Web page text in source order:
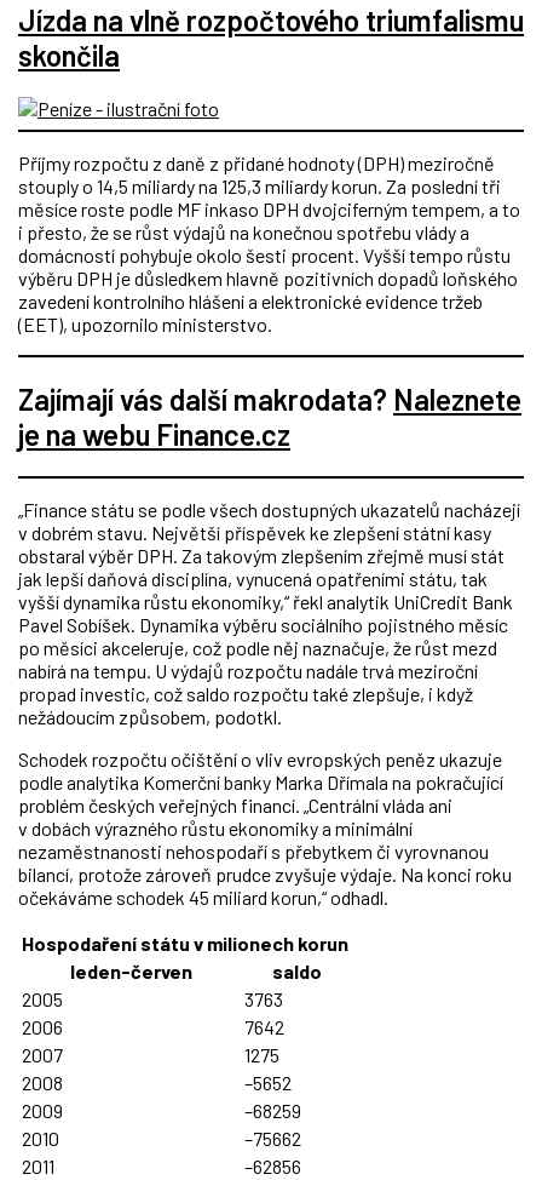
Jízda na vlně rozpočtového triumfalismu
skončila
Příjmy rozpočtu z daně z přidané hodnoty (DPH) meziročně
stouply o 14,5 miliardy na 125,3 miliardy korun. Za poslední tři
měsíce roste podle MF inkaso DPH dvojciferným tempem, a to
i přesto, že se růst výdajů na konečnou spotřebu vlády a
domácností pohybuje okolo šesti procent. Vyšší tempo růstu
výběru DPH je důsledkem hlavně pozitivních dopadů loňského
zavedení kontrolního hlášení a elektronické evidence tržeb
(EET), upozornilo ministerstvo.
Zajímají vás další makrodata? Naleznete
je na webu Finance.cz
„Finance státu se podle všech dostupných ukazatelů nacházejí
v dobrém stavu. Největší příspěvek ke zlepšení státní kasy
obstaral výběr DPH. Za takovým zlepšením zřejmě musí stát
jak lepší daňová disciplína, vynucená opatřeními státu, tak
vyšší dynamika růstu ekonomiky,“ řekl analytik UniCredit Bank
Pavel Sobíšek. Dynamika výběru sociálního pojistného měsíc
po měsíci akceleruje, což podle něj naznačuje, že růst mezd
nabírá na tempu. U výdajů rozpočtu nadále trvá meziroční
propad investic, což saldo rozpočtu také zlepšuje, i když
nežádoucím způsobem, podotkl.
Schodek rozpočtu očištění o vliv evropských peněz ukazuje
podle analytika Komerční banky Marka Dřímala na pokračující
problém českých veřejných financí. „Centrální vláda ani
v dobách výrazného růstu ekonomiky a minimální
nezaměstnanosti nehospodaří s přebytkem či vyrovnanou
bilancí, protože zároveň prudce zvyšuje výdaje. Na konci roku
očekáváme schodek 45 miliard korun,“ odhadl.
Hospodaření státu v milionech korun
leden-červen
saldo
2005
3763
2006
7642
2007
1275
2008
–5652
2009
–68259
2010
–75662
2011
–62856